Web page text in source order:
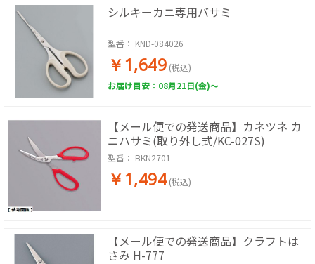
シルキーカニ専用バサミ
型番： KND-084026
￥1,649 (税込)
お届け目安：08月21日(金)～
【メール便での発送商品】カネツネ カ
ニハサミ(取り外し式/KC-027S)
型番： BKN2701
￥1,494 (税込)
【メール便での発送商品】クラフトは
さみ H-777